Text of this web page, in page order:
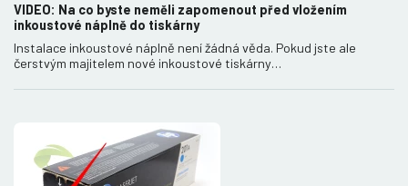
VIDEO: Na co byste neměli zapomenout před vložením
inkoustové náplně do tiskárny
Instalace inkoustové náplně není žádná věda. Pokud jste ale
čerstvým majitelem nové inkoustové tiskárny…